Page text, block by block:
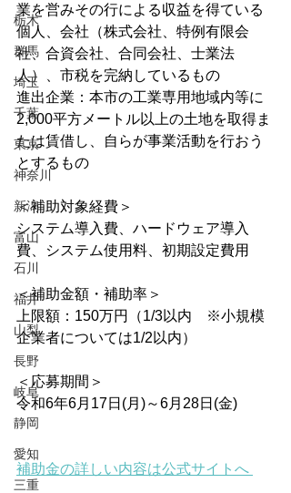
栃木
群馬
埼玉
千葉
東京
神奈川
新潟
富山
石川
福井
山梨
長野
岐阜
静岡
愛知
三重
業を営みその行による収益を得ている
個人、会社（株式会社、特例有限会
社、合資会社、合同会社、士業法
人）、市税を完納しているもの
進出企業：本市の工業専用地域内等に
2,000平方メートル以上の土地を取得ま
たは賃借し、自らが事業活動を行おう
とするもの
＜補助対象経費＞
システム導入費、ハードウェア導入
費、システム使用料、初期設定費用
＜補助金額・補助率＞
上限額：150万円（1/3以内　※小規模
企業者については1/2以内）
＜応募期間＞
令和6年6月17日(月)～6月28日(金)
補助金の詳しい内容は公式サイトへ